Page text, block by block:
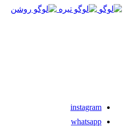
instagram
whatsapp